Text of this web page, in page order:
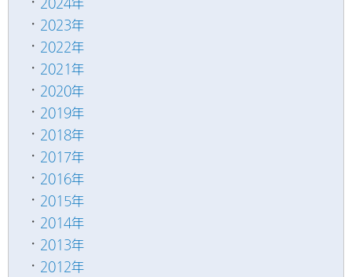
2023年
2022年
2021年
2020年
2019年
2018年
2017年
2016年
2015年
2014年
2013年
2012年